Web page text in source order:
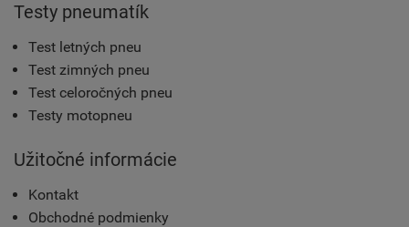
Testy pneumatík
Test letných pneu
Test zimných pneu
Test celoročných pneu
Testy motopneu
Užitočné informácie
Kontakt
Obchodné podmienky